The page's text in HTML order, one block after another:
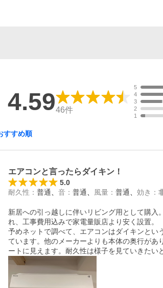
4.5946件
5
4
3
2
1
すすめ順
エアコンと言ったらダイキン！
5.0
耐久性 ： 普通 音 ： 普通 風量 ： 普通 効き ：
新居への引っ越しに伴いリビング用として購
れ、工事費用込みで家電量販店より安く設置。
予めネットで調べて、エアコンはダイキンとい
ています。他のメーカーよりも本体の奥行が
ートに見えます。耐久性は様子を見ていきたい